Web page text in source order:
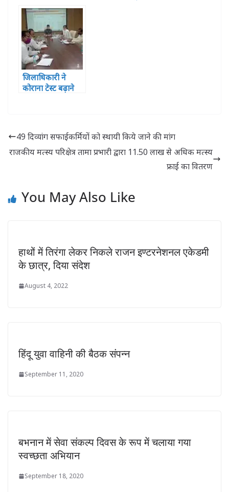
कलेक्टेट स्थित
संयुक्त
कार्यालय,नजारत,
भूमि अध्याप्ति
अधिकारी,भूलेख
कार्यालय का किया
निरीक्षण
जिलाधिकारी ने
कोराना टेस्ट बढ़ाने
49 दिव्यांग सफाईकर्मियों को स्थायी किये जाने की मांग
राजकीय मत्स्य परिक्षेत्र तामा प्रभारी द्वारा 11.50 लाख से अधिक मत्स्य
फ्राई का वितरण
You May Also Like
हाथों में तिरंगा लेकर निकले राजन इण्टरनेशनल एकेडमी
के छात्र, दिया संदेश
August 4, 2022
हिंदू युवा वाहिनी की बैठक संपन्न
September 11, 2020
बभनान में सेवा संकल्प दिवस के रूप में चलाया गया
स्वच्छता अभियान
September 18, 2020